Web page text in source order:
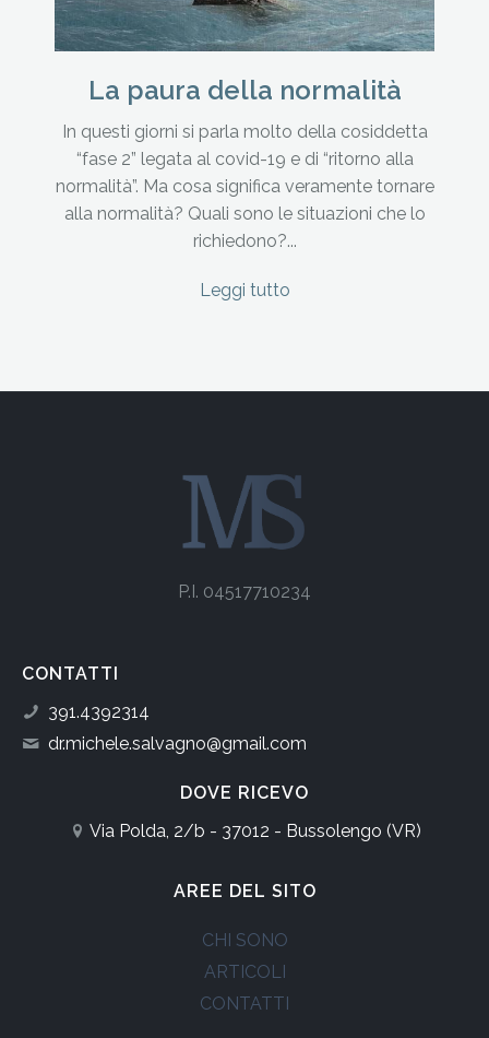
La paura della normalità
In questi giorni si parla molto della cosiddetta
“fase 2” legata al covid-19 e di “ritorno alla
normalità”. Ma cosa significa veramente tornare
alla normalità? Quali sono le situazioni che lo
richiedono?...
Leggi tutto
P.I. 04517710234
CONTATTI
391.4392314
dr.michele.salvagno@gmail.com
DOVE RICEVO
Via Polda, 2/b - 37012 - Bussolengo (VR)
AREE DEL SITO
CHI SONO
ARTICOLI
CONTATTI